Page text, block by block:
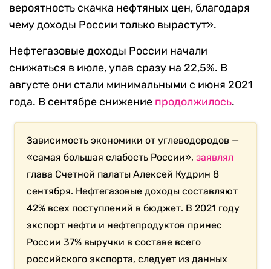
вероятность скачка нефтяных цен, благодаря
чему доходы России только вырастут».
Нефтегазовые доходы России начали
снижаться в июле, упав сразу на 22,5%. В
августе они стали минимальными с июня 2021
года. В сентябре снижение продолжилось.
Зависимость экономики от углеводородов —
«самая большая слабость России»,заявлял
глава Счетной палаты Алексей Кудрин 8
сентября. Нефтегазовые доходы составляют
42% всех поступлений в бюджет. В 2021 году
экспорт нефти и нефтепродуктов принес
России 37% выручки в составе всего
российского экспорта, следует из данных